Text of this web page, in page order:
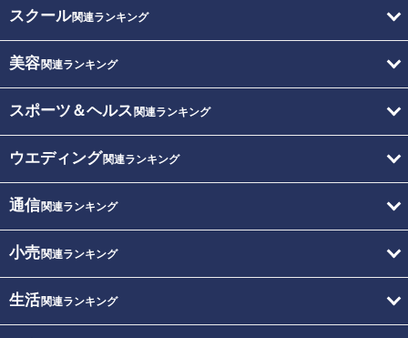
スクール関連ランキング
美容関連ランキング
スポーツ＆ヘルス 関連ランキング
ウエディング関連ランキング
通信関連ランキング
小売関連ランキング
生活関連ランキング